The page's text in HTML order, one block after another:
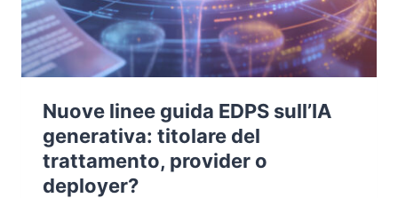
Nuove linee guida EDPS sull’IA
generativa: titolare del
trattamento, provider o
deployer?